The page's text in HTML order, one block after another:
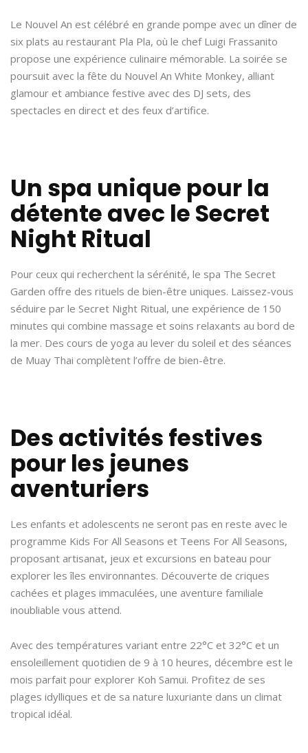
Le Nouvel An est célébré en grande pompe avec un dîner de
six plats au restaurant Pla Pla, où le chef Luigi Frassanito
propose une expérience culinaire mémorable. La soirée se
poursuit avec la fête du Nouvel An White Monkey, alliant
glamour et ambiance festive avec des DJ sets, des
spectacles en direct et des feux d’artifice.
Un spa unique pour la
détente avec le Secret
Night Ritual
Pour ceux qui recherchent la sérénité, le spa The Secret
Garden offre des rituels de bien-être uniques. Laissez-vous
séduire par le Secret Night Ritual, une expérience de 150
minutes qui combine massage et soins relaxants au bord de
la mer. Des cours de yoga au lever du soleil et des séances
de Muay Thai complètent l’offre de bien-être.
Des activités festives
pour les jeunes
aventuriers
Les enfants et adolescents ne seront pas en reste avec le
programme Kids For All Seasons et Teens For All Seasons,
proposant artisanat, jeux et excursions en bateau pour
explorer les îles environnantes. Découverte de criques
cachées et plages immaculées, une aventure familiale
inoubliable vous attend.
Avec des températures variant entre 22°C et 32°C et un
ensoleillement quotidien de 9 à 10 heures, décembre est le
mois parfait pour explorer Koh Samui. Profitez de ses
plages idylliques et de sa nature luxuriante dans un climat
tropical idéal.